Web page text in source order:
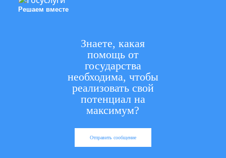
Решаем вместе
Знаете, какая
помощь от
государства
необходима, чтобы
реализовать свой
потенциал на
максимум?
Отправить сообщение